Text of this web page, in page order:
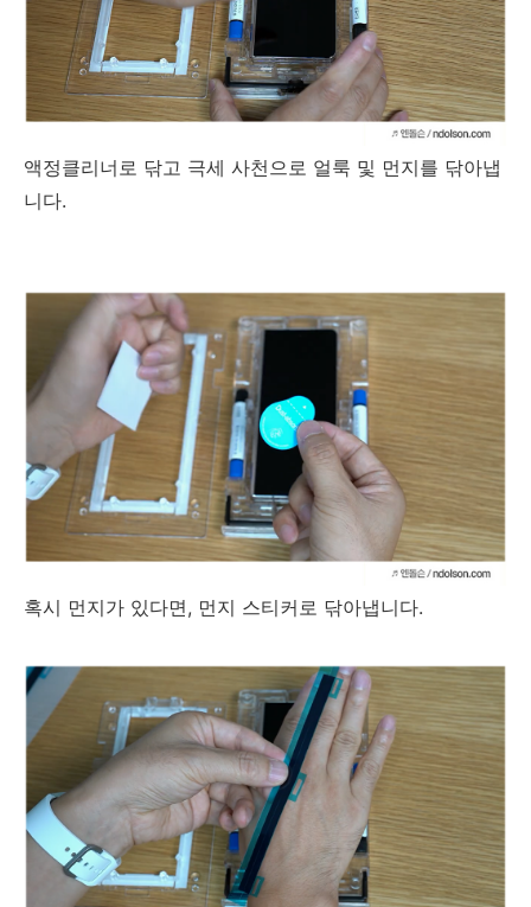
액정클리너로 닦고 극세 사천으로 얼룩 및 먼지를 닦아냅
니다.
혹시 먼지가 있다면, 먼지 스티커로 닦아냅니다.